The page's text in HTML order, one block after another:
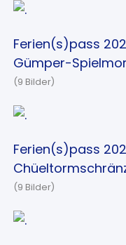
Ferien(s)pass
Gümper-
(9 Bilder)
Ferien(s)pass
(9 Bilder)